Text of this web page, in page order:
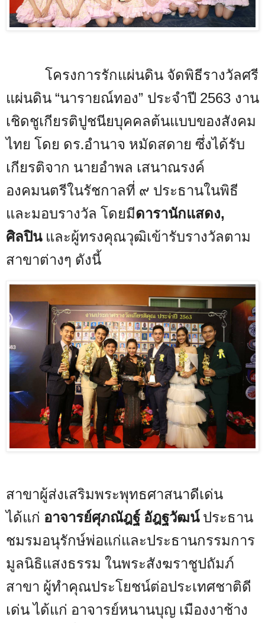
โครงการรักแผ่นดิน จัดพิธีรางวัลศรี
แผ่นดิน “นารายณ์ทอง” ประจำปี 2563 งาน
เชิดชูเกียรติปูชนียบุคคลต้นแบบของสังคม
ไทย โดย ดร.อำนาจ หมัดสดาย ซึ่งได้รับ
เกียรติจาก นายอำพล เสนาณรงค์
องคมนตรีในรัชกาลที่ ๙ ประธานในพิธี
และมอบรางวัล โดยมีดารานักแสดง,
ศิลปินและผู้ทรงคุณวุฒิเข้ารับรางวัลตาม
สาขาต่างๆ ดังนี้
สาขาผู้ส่งเสริมพระพุทธศาสนาดีเด่น
ได้แก่ อาจารย์ศุภณัฎฐ์ อัฎฐวัฒน์ประธาน
ชมรมอนุรักษ์พ่อแก่และประธานกรรมการ
มูลนิธิแสงธรรม ในพระสังฆราชูปถัมภ์
สาขา ผู้ทำคุณประโยชน์ต่อประเทศชาติดี
เด่น ได้แก่ อาจารย์หนานบุญ เมืองงาช้าง